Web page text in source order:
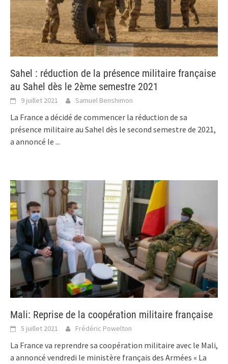
Sahel : réduction de la présence militaire française
au Sahel dès le 2ème semestre 2021
9 juillet 2021 Samuel Benshimon
La France a décidé de commencer la réduction de sa
présence militaire au Sahel dès le second semestre de 2021,
a annoncé le ...
Mali: Reprise de la coopération militaire française
5 juillet 2021 Frédéric Powelton
La France va reprendre sa coopération militaire avec le Mali,
a annoncé vendredi le ministère français des Armées « La